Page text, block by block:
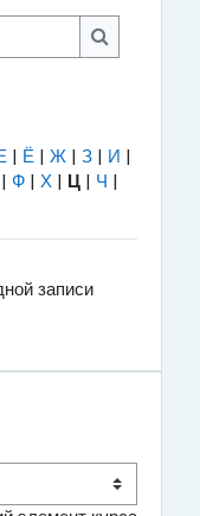
Найти
| Ё | Ж | З | И |
| Ф | Х | Ц | Ч |
записи